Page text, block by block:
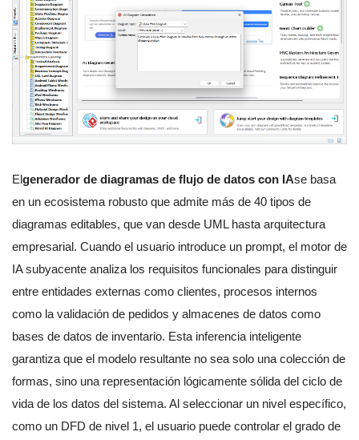
Elgenerador de diagramas de flujo de datos con IAse basa
en un ecosistema robusto que admite más de 40 tipos de
diagramas editables, que van desde UML hasta arquitectura
empresarial. Cuando el usuario introduce un prompt, el motor de
IA subyacente analiza los requisitos funcionales para distinguir
entre entidades externas como clientes, procesos internos
como la validación de pedidos y almacenes de datos como
bases de datos de inventario. Esta inferencia inteligente
garantiza que el modelo resultante no sea solo una colección de
formas, sino una representación lógicamente sólida del ciclo de
vida de los datos del sistema. Al seleccionar un nivel específico,
como un DFD de nivel 1, el usuario puede controlar el grado de